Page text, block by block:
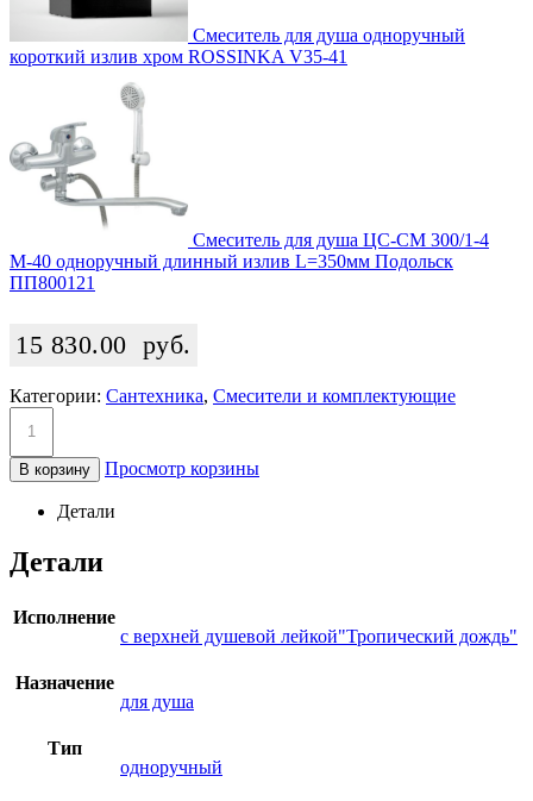
Смеситель для душа одноручный
короткий излив хром ROSSINKA V35-41
Смеситель для душа ЦС-СМ 300/1-4
М-40 одноручный длинный излив L=350мм Подольск
ПП800121
15 830.00 руб.
Категории: Сантехника, Смесители и комплектующие
В корзину Просмотр корзины
Детали
Детали
Исполнение
с верхней душевой лейкой"Тропический дождь"
Назначение
для душа
Тип
одноручный